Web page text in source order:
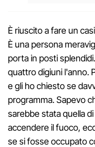
È riuscito a fare un
È una persona
porta in posti
quattro digiuni l'anno.
e gli ho chiesto se
programma. Sapevo
sarebbe stata quella
accendere il fuoco,
se si fosse occupato